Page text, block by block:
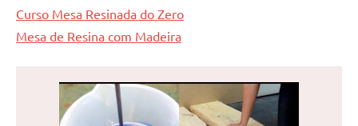
Curso Mesa Resinada do Zero
Mesa de Resina com Madeira